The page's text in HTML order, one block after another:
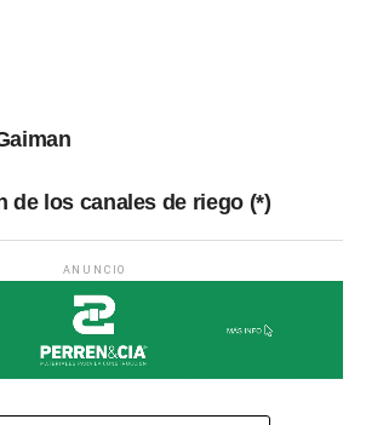
de los canales de riego (*)
ANUNCIO